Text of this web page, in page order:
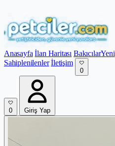
Anasayfa İlan Haritası BakıcılarYeni
Sahiplenilenler İletişim
0
0 Giriş Yap